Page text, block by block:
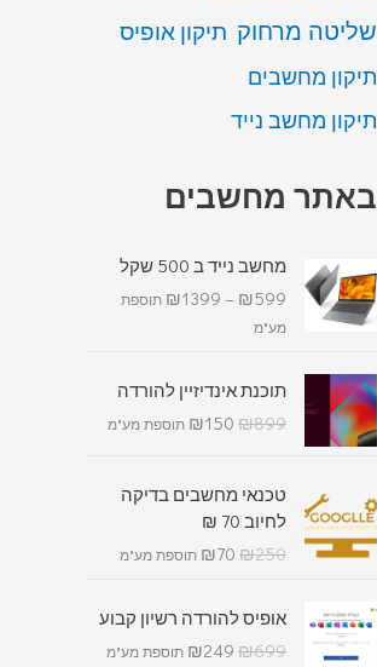
שליטה מרחוק תיקון אופיס
תיקון מחשבים
תיקון מחשב נייד
באתר מחשבים
מחשב נייד ב 500 שקל
₪599
–
₪1399
תוספת
מע"מ
תוכנת אינדיזיין להורדה
₪899
₪150 תוספת מע"מ
טכנאי מחשבים בדיקה
לחיוב 70 ₪
₪250
₪70 תוספת מע"מ
אופיס להורדה רשיון קבוע
₪699
₪249 תוספת מע"מ